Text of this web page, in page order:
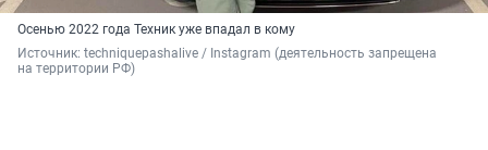
Осенью 2022 года Техник уже впадал в кому
Источник: techniquepashalive / Instagram (деятельность запрещена
на территории РФ)